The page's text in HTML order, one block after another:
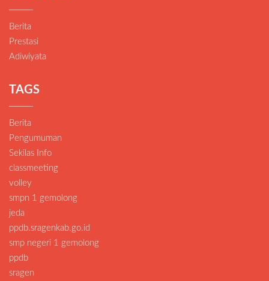
Berita
Prestasi
Adiwiyata
TAGS
Berita
Pengumuman
Sekilas Info
classmeeting
volley
smpn 1 gemolong
jeda
ppdb.sragenkab.go.id
smp negeri 1 gemolong
ppdb
sragen